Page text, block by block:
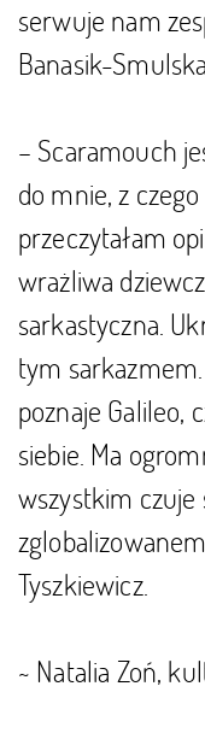
serwuje nam
Banasik-
– Scaramouch
do mnie, z
przeczytałam
wrażliwa
sarkastyczna.
tym
poznaje Galileo,
siebie. Ma
wszystkim czuje
Tyszkiewicz.
~ Natalia Zoń,